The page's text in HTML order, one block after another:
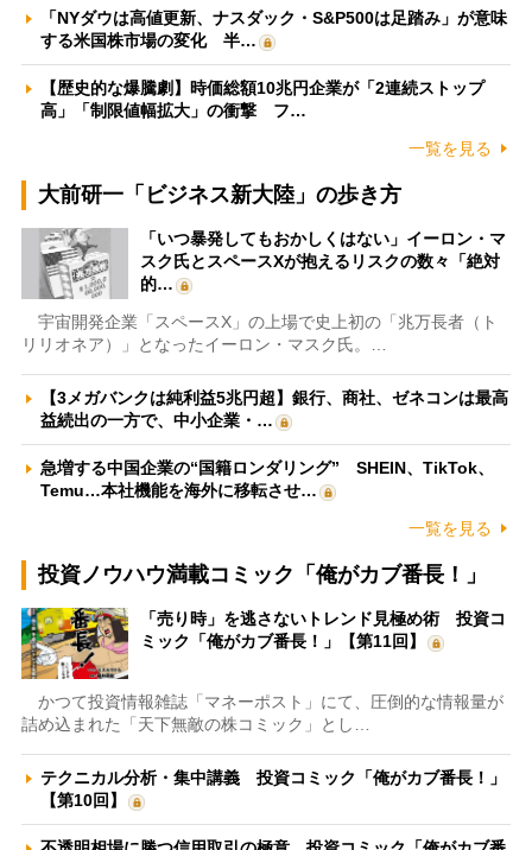
「NYダウは高値更新、ナスダック・S&P500は足踏み」が意味
する米国株市場の変化 半…
【歴史的な爆騰劇】時価総額10兆円企業が「2連続ストップ
高」「制限値幅拡大」の衝撃 フ…
一覧を見る
大前研一「ビジネス新大陸」の歩き方
「いつ暴発してもおかしくはない」イーロン・マ
スク氏とスペースXが抱えるリスクの数々「絶対
的…
宇宙開発企業「スペースX」の上場で史上初の「兆万長者（ト
リリオネア）」となったイーロン・マスク氏。…
【3メガバンクは純利益5兆円超】銀行、商社、ゼネコンは最高
益続出の一方で、中小企業・…
急増する中国企業の“国籍ロンダリング” SHEIN、TikTok、
Temu…本社機能を海外に移転させ…
一覧を見る
投資ノウハウ満載コミック「俺がカブ番長！」
「売り時」を逃さないトレンド見極め術 投資コ
ミック「俺がカブ番長！」【第11回】
かつて投資情報雑誌「マネーポスト」にて、圧倒的な情報量が
詰め込まれた「天下無敵の株コミック」とし…
テクニカル分析・集中講義 投資コミック「俺がカブ番長！」
【第10回】